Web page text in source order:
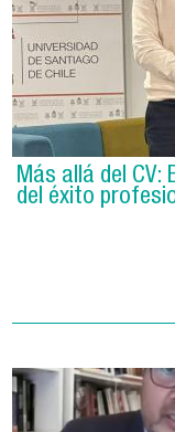
Más allá del
del éxito